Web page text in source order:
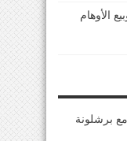
الأوهام
برشلونة